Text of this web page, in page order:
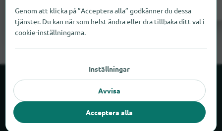
Lägg till nu
Om locabee
Fakta och siffror
Genom att klicka på ”Acceptera alla” godkänner du dessa
tjänster. Du kan när som helst ändra eller dra tillbaka ditt val i
cookie-inställningarna.
Inställningar
Avvisa
Acceptera alla